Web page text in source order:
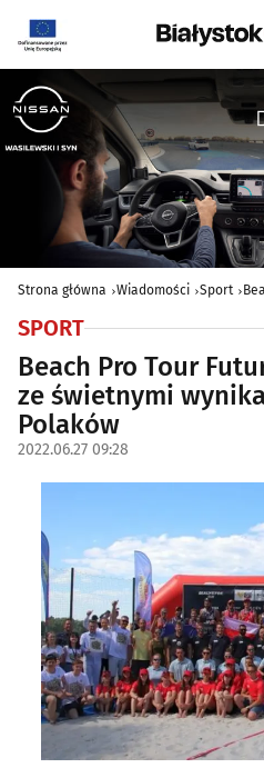
Strona główna Wiadomości Sport
SPORT
Beach Pro Tour
ze świetnymi
Polaków
2022.06.27 09:28